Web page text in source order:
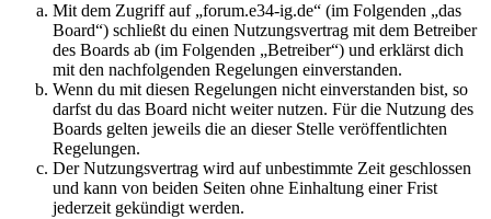
Mit dem Zugriff auf „forum.e34-ig.de“ (im Folgenden „das
Board“) schließt du einen Nutzungsvertrag mit dem Betreiber
des Boards ab (im Folgenden „Betreiber“) und erklärst dich
mit den nachfolgenden Regelungen einverstanden.
Wenn du mit diesen Regelungen nicht einverstanden bist, so
darfst du das Board nicht weiter nutzen. Für die Nutzung des
Boards gelten jeweils die an dieser Stelle veröffentlichten
Regelungen.
Der Nutzungsvertrag wird auf unbestimmte Zeit geschlossen
und kann von beiden Seiten ohne Einhaltung einer Frist
jederzeit gekündigt werden.